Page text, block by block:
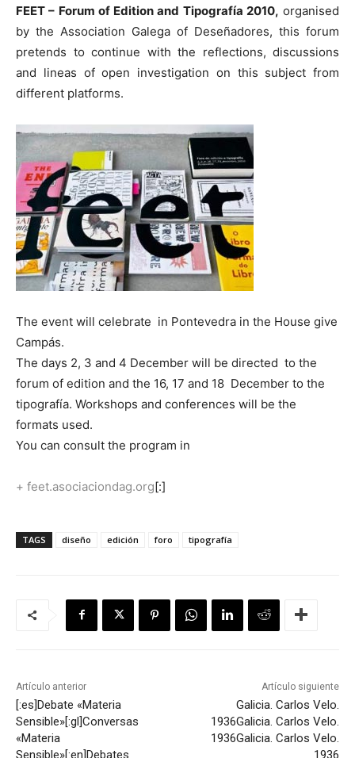
FEET – Forum of Edition and Tipografía 2010, organised
by the Association Galega of Deseñadores, this forum
pretends to continue with the reflections, discussions
and lineas of open investigation on this subject from
different platforms.
The event will celebrate in Pontevedra in the House give
Campás.
The days 2, 3 and 4 December will be directed to the
forum of edition and the 16, 17 and 18 December to the
tipografía. Workshops and conferences will be the
formats used.
You can consult the program in
+ feet.asociaciondag.org[:]
TAGS diseño edición foro tipografía
Artículo anterior
[:es]Debate «Materia
Sensible»[:gl]Conversas
«Materia
Sensible»[:en]Debates
Artículo siguiente
Galicia. Carlos Velo.
1936Galicia. Carlos Velo.
1936Galicia. Carlos Velo.
1936